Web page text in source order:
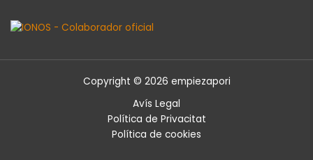
Copyright © 2026 empiezapori
Avís Legal
Política de Privacitat
Política de cookies